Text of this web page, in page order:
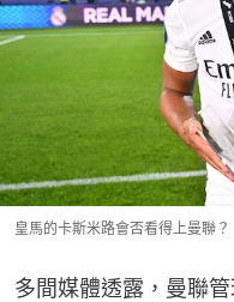
皇馬的卡斯米路會否看得上曼聯？
多間媒體透露，曼聯